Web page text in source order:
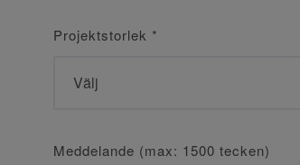
Projektstorlek *
Meddelande (max: 1500 tecken)